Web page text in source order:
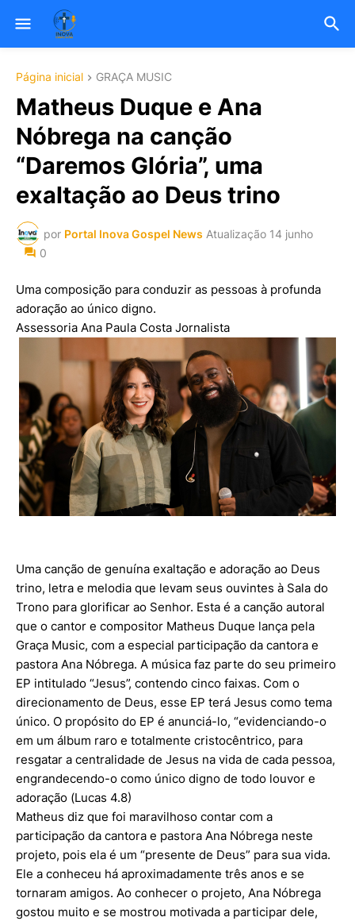
Página inicial GRAÇA MUSIC
Matheus Duque e Ana
Nóbrega na canção
“Daremos Glória”, uma
exaltação ao Deus trino
por Portal Inova Gospel News Atualização 14 junho
0
Uma composição para conduzir as pessoas à profunda
adoração ao único digno.
Assessoria Ana Paula Costa Jornalista
Uma canção de genuína exaltação e adoração ao Deus
trino, letra e melodia que levam seus ouvintes à Sala do
Trono para glorificar ao Senhor. Esta é a canção autoral
que o cantor e compositor Matheus Duque lança pela
Graça Music, com a especial participação da cantora e
pastora Ana Nóbrega. A música faz parte do seu primeiro
EP intitulado “Jesus”, contendo cinco faixas. Com o
direcionamento de Deus, esse EP terá Jesus como tema
único. O propósito do EP é anunciá-lo, “evidenciando-o
em um álbum raro e totalmente cristocêntrico, para
resgatar a centralidade de Jesus na vida de cada pessoa,
engrandecendo-o como único digno de todo louvor e
adoração (Lucas 4.8)
Matheus diz que foi maravilhoso contar com a
participação da cantora e pastora Ana Nóbrega neste
projeto, pois ela é um “presente de Deus” para sua vida.
Ele a conheceu há aproximadamente três anos e se
tornaram amigos. Ao conhecer o projeto, Ana Nóbrega
gostou muito e se mostrou motivada a participar dele,